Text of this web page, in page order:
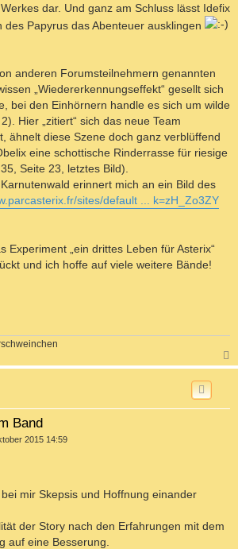
dar. Und ganz am Schluss lässt Idefix
des Papyrus das Abenteuer ausklingen
anderen Forumsteilnehmern genannten
„Wiedererkennungseffekt“ gesellt sich
bei den Einhörnern handle es sich um wilde
Hier „zitiert“ sich das neue Team
ähnelt diese Szene doch ganz verblüffend
eine schottische Rinderrasse für riesige
Seite 23, letztes Bild).
erinnert mich an ein Bild des
sites/default ... k=zH_Zo3ZY
Experiment „ein drittes Leben für Asterix“
und ich hoffe auf viele weitere Bände!
a
Band
2015 14:59
mir Skepsis und Hoffnung einander
der Story nach den Erfahrungen mit dem
auf eine Besserung.